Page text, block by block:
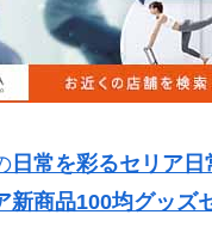
日常を彩るセリア
新商品100均グッズ